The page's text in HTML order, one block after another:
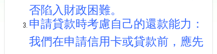
否陷入財政困難。
申請貸款時考慮自己的還款能力：
我們在申請信用卡或貸款前，應先